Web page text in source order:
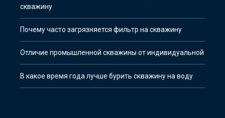
скважину
Почему часто загрязняется фильтр на скважину
Отличие промышленной скважины от индивидуальной
В какое время года лучше бурить скважину на воду